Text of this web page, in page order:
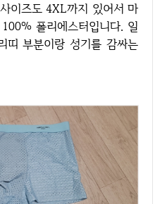
이즈도 4XL까지 있어서 마
폴리에스터입니다. 일
띠 부분이랑 성기를 감싸는